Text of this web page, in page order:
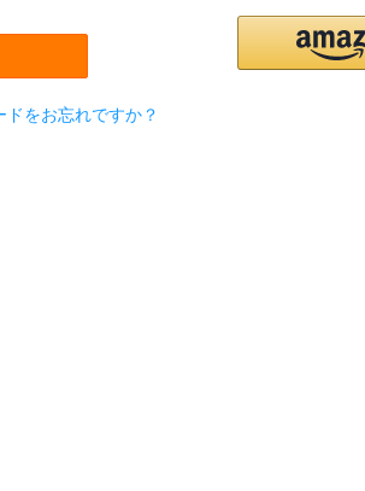
ドをお忘れですか？